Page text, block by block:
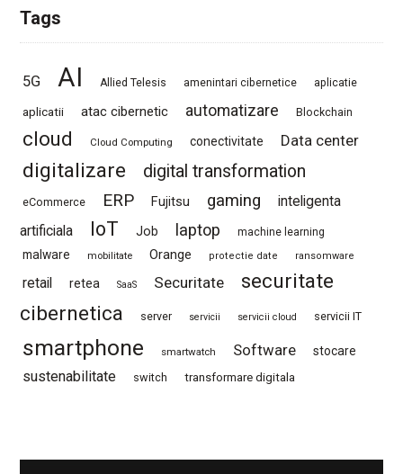
Tags
5G AI Allied Telesis amenintari cibernetice aplicatie
aplicatii atac cibernetic automatizare Blockchain
cloud Cloud Computing conectivitate Data center
digitalizare digital transformation
eCommerce ERP Fujitsu gaming
inteligenta
artificiala
IoT Job laptop machine learning
malware mobilitate Orange protectie date ransomware
retail retea SaaS Securitate
securitate
cibernetica
server servicii servicii cloud servicii IT
smartphone smartwatch Software stocare
sustenabilitate switch transformare digitala